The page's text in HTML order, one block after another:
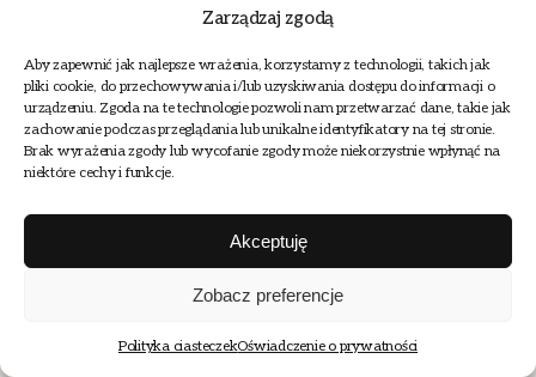
Zarządzaj zgodą
Aby zapewnić jak najlepsze wrażenia, korzystamy z technologii, takich jak
pliki cookie, do przechowywania i/lub uzyskiwania dostępu do informacji o
urządzeniu. Zgoda na te technologie pozwoli nam przetwarzać dane, takie jak
zachowanie podczas przeglądania lub unikalne identyfikatory na tej stronie.
Brak wyrażenia zgody lub wycofanie zgody może niekorzystnie wpłynąć na
niektóre cechy i funkcje.
Akceptuję
Zobacz preferencje
Polityka ciasteczekOświadczenie o prywatności
Głosu, który w liturgii Mszy świętej
czule nawoływał …correte e
mangiatene tutti; questo è il mio corpo,
che è dato per voi…Wydawało mi się
to doświadczeniem obecności i
bliskości, jakiej nigdy nie zaznałem. Nie
w takiej pełni. W zespoleniu słowa,
gestu i obrazu Oblicza, znajdującego się
nad skroniami. I byłem tam w tym